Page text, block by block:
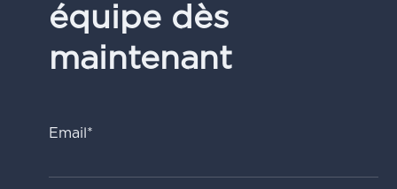
équipe dès
maintenant
Email*